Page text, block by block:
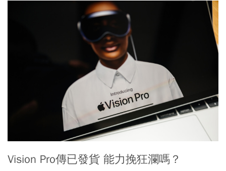
Vision Pro傳已發貨 能力挽狂瀾嗎？